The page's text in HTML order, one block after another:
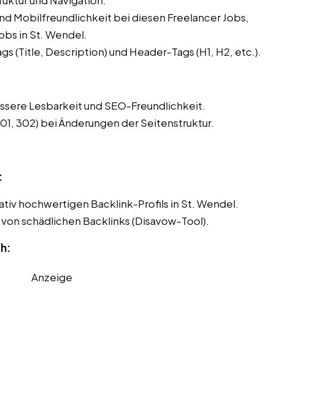
Mobilfreundlichkeit bei diesen Freelancer Jobs,
in St. Wendel.
(Title, Description) und Header-Tags (H1, H2, etc.).
Lesbarkeit und SEO-Freundlichkeit.
302) bei Änderungen der Seitenstruktur.
hochwertigen Backlink-Profils in St. Wendel.
schädlichen Backlinks (Disavow-Tool).
Anzeige